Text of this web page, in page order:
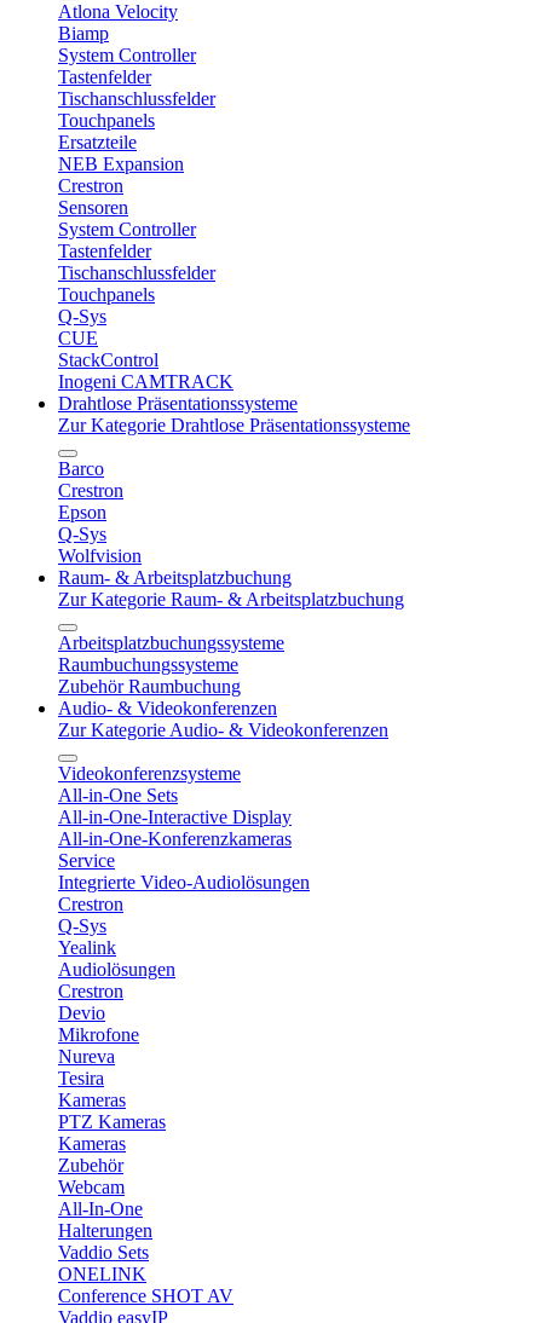
Atlona Velocity
Biamp
System Controller
Tastenfelder
Tischanschlussfelder
Touchpanels
Ersatzteile
NEB Expansion
Crestron
Sensoren
System Controller
Tastenfelder
Tischanschlussfelder
Touchpanels
Q-Sys
CUE
StackControl
Inogeni CAMTRACK
Drahtlose Präsentationssysteme
Zur Kategorie Drahtlose Präsentationssysteme
Barco
Crestron
Epson
Q-Sys
Wolfvision
Raum- & Arbeitsplatzbuchung
Zur Kategorie Raum- & Arbeitsplatzbuchung
Arbeitsplatzbuchungssysteme
Raumbuchungssysteme
Zubehör Raumbuchung
Audio- & Videokonferenzen
Zur Kategorie Audio- & Videokonferenzen
Videokonferenzsysteme
All-in-One Sets
All-in-One-Interactive Display
All-in-One-Konferenzkameras
Service
Integrierte Video-Audiolösungen
Crestron
Q-Sys
Yealink
Audiolösungen
Crestron
Devio
Mikrofone
Nureva
Tesira
Kameras
PTZ Kameras
Kameras
Zubehör
Webcam
All-In-One
Halterungen
Vaddio Sets
ONELINK
Conference SHOT AV
Vaddio easyIP